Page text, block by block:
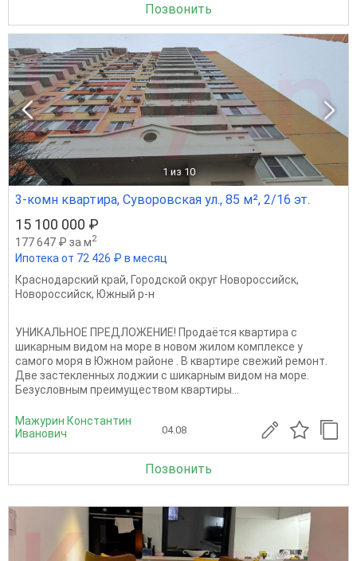
Позвонить
1 из 10
3-комн квартира, Суворовская ул., 85 м², 2/16 эт.
15 100 000 ₽
177 647 ₽ за м2
Ипотека от 72 426 ₽ в месяц
Краснодарский край, Городской округ Новороссийск,
Новороссийск, Южный р-н
УНИКАЛЬНОЕ ПРЕДЛОЖЕНИЕ! Продаётся квартира с
шикарным видом на море в новом жилом комплексе у
самого моря в Южном районе . В квартире свежий ремонт.
Две застекленных лоджии с шикарным видом на море.
Безусловным преимуществом квартиры...
Мажурин Константин
Иванович
04.08
Позвонить